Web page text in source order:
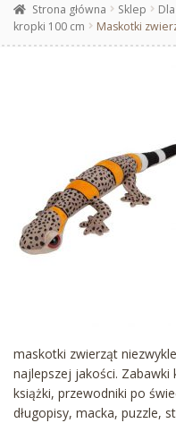
Strona główna Sklep
kropki 100 cm
Maskotki
maskotki zwierząt
najlepszej jakości. Zabawki
książki, przewodniki po
długopisy, macka, puzzle,